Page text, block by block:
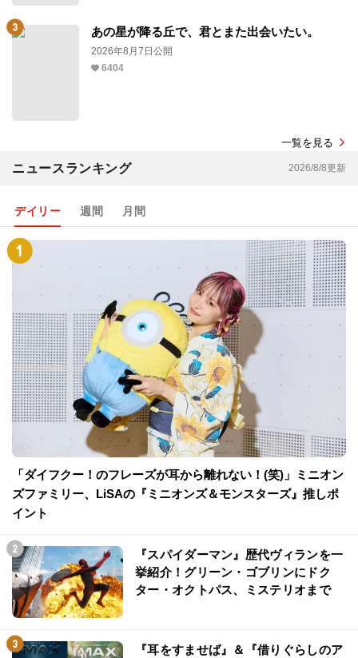
あの星が降る丘で、君とまた出会いたい。
2026年8月7日公開
6404
一覧を見る
ニュースランキング 2026/8/8更新
デイリー 週間 月間
「ダイフクー！のフレーズが耳から離れない！(笑)」ミニオン
ズファミリー、LiSAの『ミニオンズ＆モンスターズ』推しポ
イント
『スパイダーマン』歴代ヴィランを一
挙紹介！グリーン・ゴブリンにドク
ター・オクトパス、ミステリオまで
『耳をすませば』＆『借りぐらしのア